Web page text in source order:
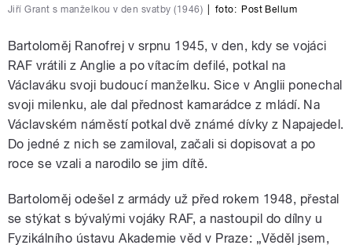
Jiří Grant s manželkou v den svatby (1946) foto: Post Bellum
Bartoloměj Ranofrej v srpnu 1945, v den, kdy se vojáci
RAF vrátili z Anglie a po vítacím defilé, potkal na
Václaváku svoji budoucí manželku. Sice v Anglii ponechal
svoji milenku, ale dal přednost kamarádce z mládí. Na
Václavském náměstí potkal dvě známé dívky z Napajedel.
Do jedné z nich se zamiloval, začali si dopisovat a po
roce se vzali a narodilo se jim dítě.
Bartoloměj odešel z armády už před rokem 1948, přestal
se stýkat s bývalými vojáky RAF, a nastoupil do dílny u
Fyzikálního ústavu Akademie věd v Praze: „Věděl jsem,